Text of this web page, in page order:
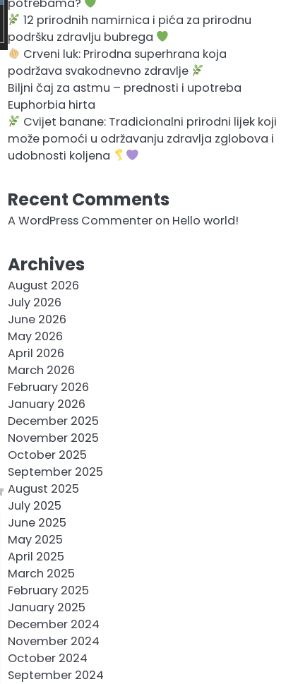
12 prirodnih namirnica i pića za prirodnu
podršku zdravlju bubrega
Crveni luk: Prirodna superhrana koja
podržava svakodnevno zdravlje
Biljni čaj za astmu – prednosti i upotreba
Euphorbia hirta
Cvijet banane: Tradicionalni prirodni lijek koji
može pomoći u održavanju zdravlja zglobova i
udobnosti koljena
Recent Comments
A WordPress Commenteron Hello world!
Archives
August 2026
July 2026
June 2026
May 2026
April 2026
March 2026
February 2026
January 2026
December 2025
November 2025
October 2025
September 2025
August 2025
July 2025
June 2025
May 2025
April 2025
March 2025
February 2025
January 2025
December 2024
November 2024
October 2024
September 2024